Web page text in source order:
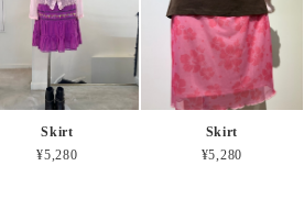
Skirt
¥5,280
Skirt
¥5,280